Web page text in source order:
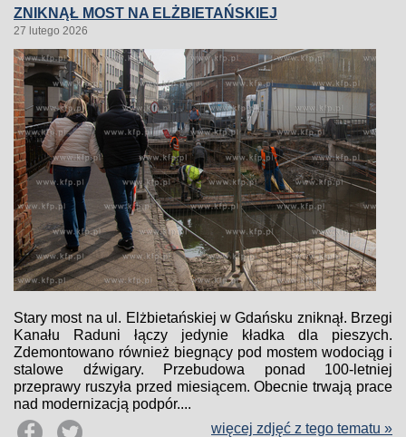
ZNIKNĄŁ MOST NA ELŻBIETAŃSKIEJ
27 lutego 2026
Stary most na ul. Elżbietańskiej w Gdańsku zniknął. Brzegi
Kanału Raduni łączy jedynie kładka dla pieszych.
Zdemontowano również biegnący pod mostem wodociąg i
stalowe dźwigary. Przebudowa ponad 100-letniej
przeprawy ruszyła przed miesiącem. Obecnie trwają prace
nad modernizacją podpór....
więcej zdjęć z tego tematu »